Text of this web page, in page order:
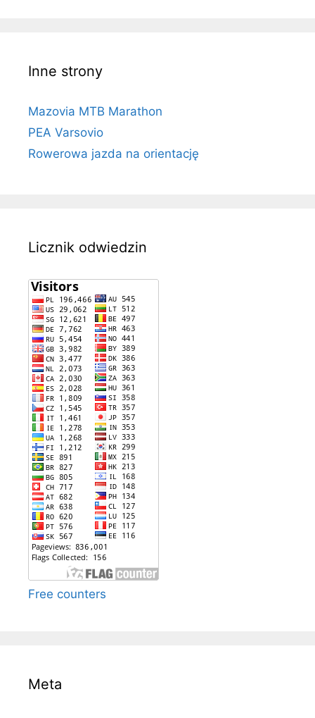
Inne strony
Mazovia MTB Marathon
PEA Varsovio
Rowerowa jazda na orientację
Licznik odwiedzin
Free counters
Meta